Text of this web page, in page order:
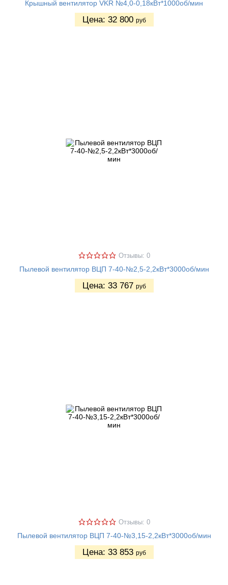
Крышный вентилятор VKR №4,0-0,18кВт*1000об/мин
Цена: 32 800 руб
Отзывы: 0
Пылевой вентилятор ВЦП 7-40-№2,5-2,2кВт*3000об/мин
Цена: 33 767 руб
Отзывы: 0
Пылевой вентилятор ВЦП 7-40-№3,15-2,2кВт*3000об/мин
Цена: 33 853 руб